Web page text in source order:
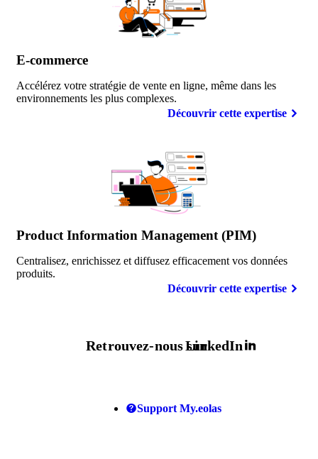
E-commerce
Accélérez votre stratégie de vente en ligne, même dans les
environnements les plus complexes.
Découvrir cette expertise
Product Information Management (PIM)
Centralisez, enrichissez et diffusez efficacement vos données
produits.
Découvrir cette expertise
Retrouvez-nous surLinkedIn
Support My.eolas